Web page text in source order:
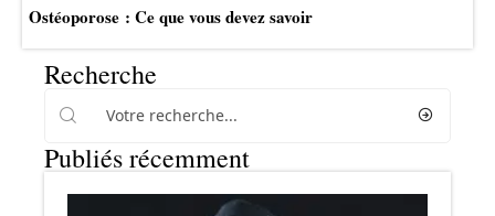
Ostéoporose : Ce que vous devez savoir
Recherche
Publiés récemment